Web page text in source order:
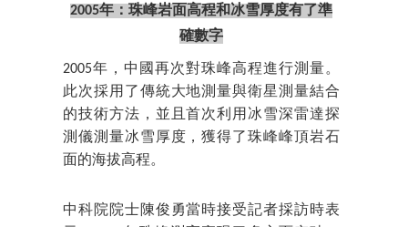
2005年：珠峰岩面高程和冰雪厚度有了準
確數字
2005年，中國再次對珠峰高程進行測量。
此次採用了傳統大地測量與衛星測量結合
的技術方法，並且首次利用冰雪深雷達探
測儀測量冰雪厚度，獲得了珠峰峰頂岩石
面的海拔高程。
中科院院士陳俊勇當時接受記者採訪時表